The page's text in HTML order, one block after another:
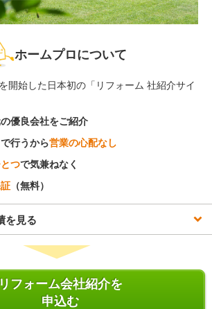
ホームプロについて
開始した日本初の「リフォーム 社紹介サイ
優良会社をご紹介
行うから営業の心配なし
つで気兼ねなく
（無料）
を見る
リフォーム会社紹介を
申込む